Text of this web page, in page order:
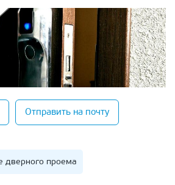
Отправить на почту
дверного проема